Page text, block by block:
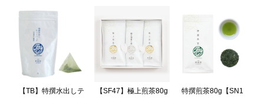
【TB】特撰水出しテ
【SF47】極上煎茶80g
特撰煎茶80g【SN1